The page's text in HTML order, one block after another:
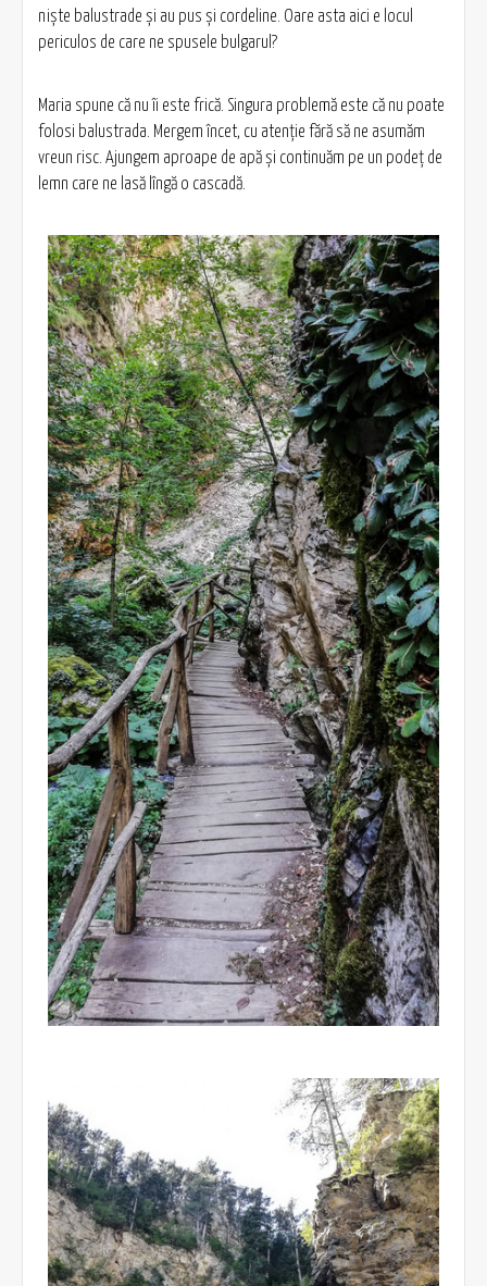
niște balustrade și au pus și cordeline. Oare asta aici e locul
periculos de care ne spusele bulgarul?
Maria spune că nu îi este frică. Singura problemă este că nu poate
folosi balustrada. Mergem încet, cu atenție fără să ne asumăm
vreun risc. Ajungem aproape de apă și continuăm pe un podeț de
lemn care ne lasă lîngă o cascadă.